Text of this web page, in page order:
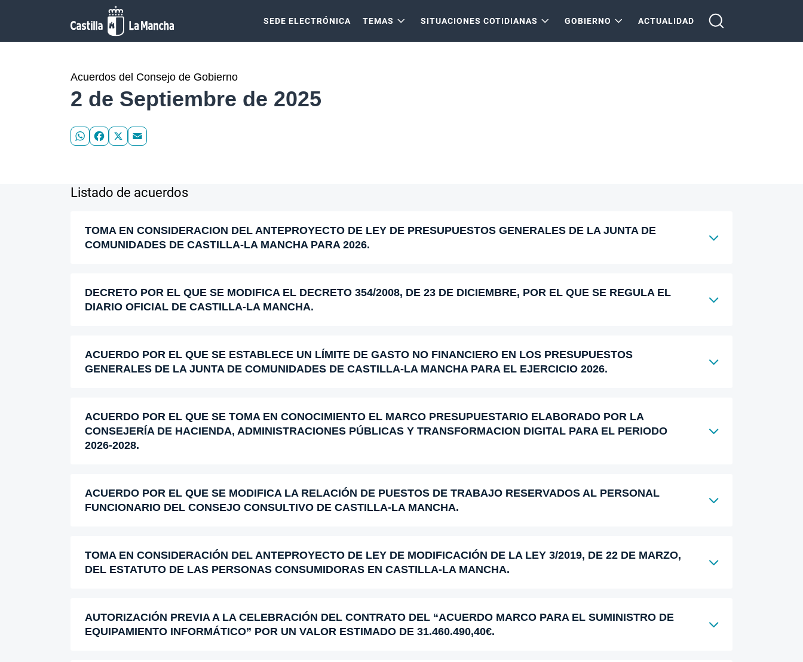
Pasar al contenido principal
SEDE ELECTRÓNICA TEMAS SITUACIONES COTIDIANAS GOBIERNO ACTUALIDAD
Acuerdos del Consejo de Gobierno
2 de Septiembre de 2025
WhatsApp
Facebook
X
Listado de acuerdos
TOMA EN CONSIDERACION DEL ANTEPROYECTO DE LEY DE PRESUPUESTOS GENERALES DE LA JUNTA DE
COMUNIDADES DE CASTILLA-LA MANCHA PARA 2026.
DECRETO POR EL QUE SE MODIFICA EL DECRETO 354/2008, DE 23 DE DICIEMBRE, POR EL QUE SE REGULA EL
DIARIO OFICIAL DE CASTILLA-LA MANCHA.
ACUERDO POR EL QUE SE ESTABLECE UN LÍMITE DE GASTO NO FINANCIERO EN LOS PRESUPUESTOS
GENERALES DE LA JUNTA DE COMUNIDADES DE CASTILLA-LA MANCHA PARA EL EJERCICIO 2026.
ACUERDO POR EL QUE SE TOMA EN CONOCIMIENTO EL MARCO PRESUPUESTARIO ELABORADO POR LA
CONSEJERÍA DE HACIENDA, ADMINISTRACIONES PÚBLICAS Y TRANSFORMACION DIGITAL PARA EL PERIODO
2026-2028.
ACUERDO POR EL QUE SE MODIFICA LA RELACIÓN DE PUESTOS DE TRABAJO RESERVADOS AL PERSONAL
FUNCIONARIO DEL CONSEJO CONSULTIVO DE CASTILLA-LA MANCHA.
TOMA EN CONSIDERACIÓN DEL ANTEPROYECTO DE LEY DE MODIFICACIÓN DE LA LEY 3/2019, DE 22 DE MARZO,
DEL ESTATUTO DE LAS PERSONAS CONSUMIDORAS EN CASTILLA-LA MANCHA.
AUTORIZACIÓN PREVIA A LA CELEBRACIÓN DEL CONTRATO DEL “ACUERDO MARCO PARA EL SUMINISTRO DE
EQUIPAMIENTO INFORMÁTICO” POR UN VALOR ESTIMADO DE 31.460.490,40€.